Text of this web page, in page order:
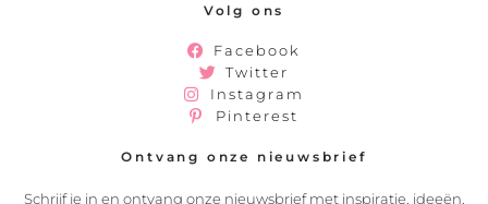
Volg ons
Facebook
Twitter
Instagram
Pinterest
Ontvang onze nieuwsbrief
Schrijf je in en ontvang onze nieuwsbrief met inspiratie, ideeën,